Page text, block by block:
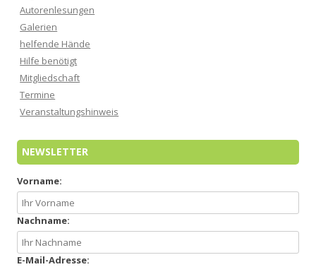
Autorenlesungen
Galerien
helfende Hände
Hilfe benötigt
Mitgliedschaft
Termine
Veranstaltungshinweis
NEWSLETTER
Vorname:
Nachname:
E-Mail-Adresse: